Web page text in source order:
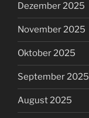
Dezember 2025
November 2025
Oktober 2025
September 2025
August 2025